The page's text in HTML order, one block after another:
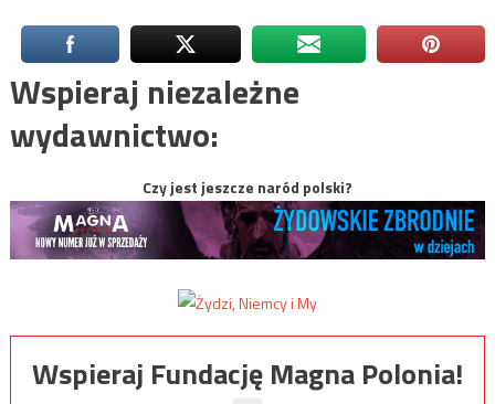
Wspieraj niezależne
wydawnictwo:
Czy jest jeszcze naród polski?
Wspieraj Fundację Magna Polonia!